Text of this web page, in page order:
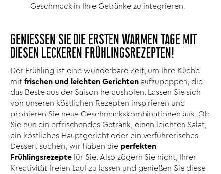
Geschmack in Ihre Getränke zu integrieren.
GENIESSEN SIE DIE ERSTEN WARMEN TAGE MIT D
IESEN LECKEREN FRÜHLINGSREZEPTEN!
Der Frühling ist eine wunderbare Zeit, um Ihre Küche
mitfrischen und leichten Gerichten aufzupeppen, die
das Beste aus der Saison herausholen. Lassen Sie sich
von unseren köstlichen Rezepten inspirieren und
probieren Sie neue Geschmackskombinationen aus. Ob
Sie nun ein erfrischendes Getränk, einen leichten Salat,
ein köstliches Hauptgericht oder ein verführerisches
Dessert suchen, wir haben die perfekten
Frühlingsrezepte für Sie. Also zögern Sie nicht, Ihrer
Kreativität freien Lauf zu lassen und genießen Sie diese